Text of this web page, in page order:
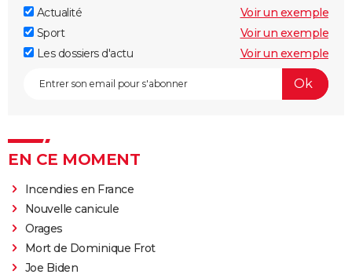
Actualité
Voir un exemple
Sport
Voir un exemple
Les dossiers d'actu
Voir un exemple
EN CE MOMENT
Incendies en France
Nouvelle canicule
Orages
Mort de Dominique Frot
Joe Biden